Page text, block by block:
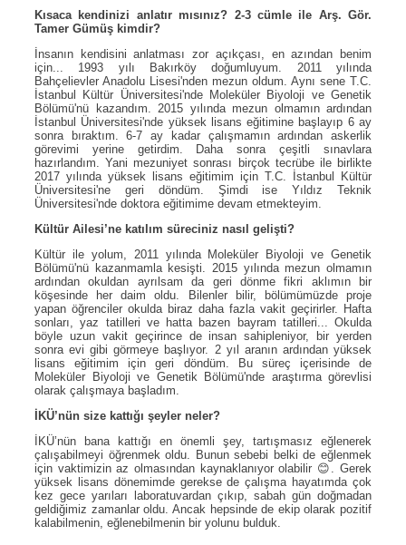
Kısaca kendinizi anlatır mısınız? 2-3 cümle ile Arş. Gör.
Tamer Gümüş kimdir?
İnsanın kendisini anlatması zor açıkçası, en azından benim
için... 1993 yılı Bakırköy doğumluyum. 2011 yılında
Bahçelievler Anadolu Lisesi'nden mezun oldum. Aynı sene T.C.
İstanbul Kültür Üniversitesi'nde Moleküler Biyoloji ve Genetik
Bölümü'nü kazandım. 2015 yılında mezun olmamın ardından
İstanbul Üniversitesi'nde yüksek lisans eğitimine başlayıp 6 ay
sonra bıraktım. 6-7 ay kadar çalışmamın ardından askerlik
görevimi yerine getirdim. Daha sonra çeşitli sınavlara
hazırlandım. Yani mezuniyet sonrası birçok tecrübe ile birlikte
2017 yılında yüksek lisans eğitimim için T.C. İstanbul Kültür
Üniversitesi'ne geri döndüm. Şimdi ise Yıldız Teknik
Üniversitesi'nde doktora eğitimime devam etmekteyim.
Kültür Ailesi’ne katılım süreciniz nasıl gelişti?
Kültür ile yolum, 2011 yılında Moleküler Biyoloji ve Genetik
Bölümü'nü kazanmamla kesişti. 2015 yılında mezun olmamın
ardından okuldan ayrılsam da geri dönme fikri aklımın bir
köşesinde her daim oldu. Bilenler bilir, bölümümüzde proje
yapan öğrenciler okulda biraz daha fazla vakit geçirirler. Hafta
sonları, yaz tatilleri ve hatta bazen bayram tatilleri... Okulda
böyle uzun vakit geçirince de insan sahipleniyor, bir yerden
sonra evi gibi görmeye başlıyor. 2 yıl aranın ardından yüksek
lisans eğitimim için geri döndüm. Bu süreç içerisinde de
Moleküler Biyoloji ve Genetik Bölümü'nde araştırma görevlisi
olarak çalışmaya başladım.
İKÜ’nün size kattığı şeyler neler?
İKÜ’nün bana kattığı en önemli şey, tartışmasız eğlenerek
çalışabilmeyi öğrenmek oldu. Bunun sebebi belki de eğlenmek
için vaktimizin az olmasından kaynaklanıyor olabilir 😊. Gerek
yüksek lisans dönemimde gerekse de çalışma hayatımda çok
kez gece yarıları laboratuvardan çıkıp, sabah gün doğmadan
geldiğimiz zamanlar oldu. Ancak hepsinde de ekip olarak pozitif
kalabilmenin, eğlenebilmenin bir yolunu bulduk.